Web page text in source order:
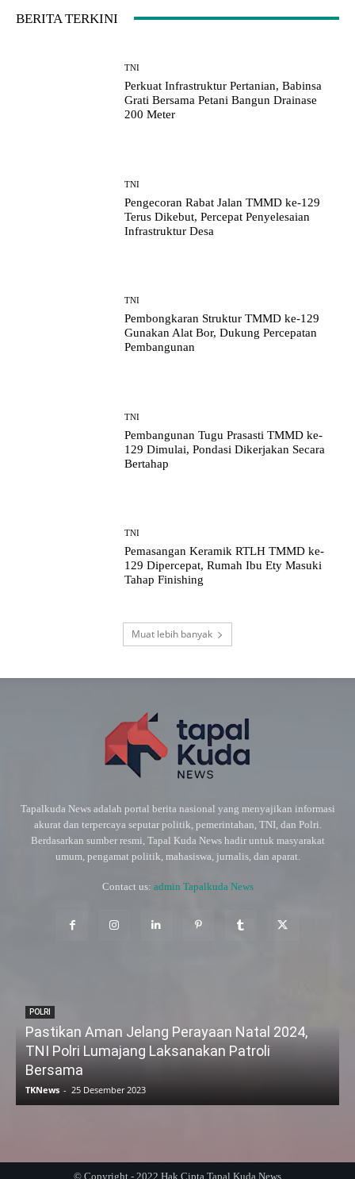
BERITA TERKINI
TNI
Perkuat Infrastruktur Pertanian, Babinsa
Grati Bersama Petani Bangun Drainase
200 Meter
TNI
Pengecoran Rabat Jalan TMMD ke-129
Terus Dikebut, Percepat Penyelesaian
Infrastruktur Desa
TNI
Pembongkaran Struktur TMMD ke-129
Gunakan Alat Bor, Dukung Percepatan
Pembangunan
TNI
Pembangunan Tugu Prasasti TMMD ke-
129 Dimulai, Pondasi Dikerjakan Secara
Bertahap
TNI
Pemasangan Keramik RTLH TMMD ke-
129 Dipercepat, Rumah Ibu Ety Masuki
Tahap Finishing
Muat lebih banyak
Tapalkuda News adalah portal berita nasional yang menyajikan informasi
akurat dan terpercaya seputar politik, pemerintahan, TNI, dan Polri.
Berdasarkan sumber resmi, Tapal Kuda News hadir untuk masyarakat
umum, pengamat politik, mahasiswa, jurnalis, dan aparat.
Contact us: admin Tapalkuda News
POLRI
Pastikan Aman Jelang Perayaan Natal 2024,
TNI Polri Lumajang Laksanakan Patroli
Bersama
TKNews - 25 Desember 2023
© Copyright - 2022 Hak Cipta Tapal Kuda News